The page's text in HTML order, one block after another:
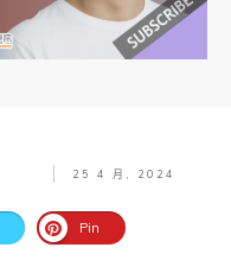
25 4 月, 2024
Pin